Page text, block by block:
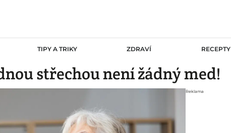
TIPY A TRIKY ZDRAVÍ RECEPTY
střechou není žádný med!
Reklama